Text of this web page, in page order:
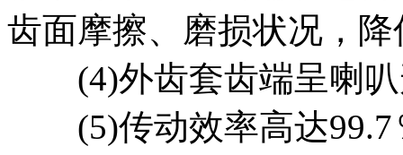
齿面摩擦、磨损状况，
(4)外齿套齿端呈喇叭
(5)传动效率高达99.7